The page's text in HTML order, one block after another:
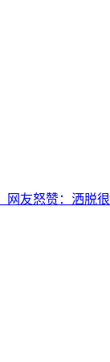
网友怒赞：洒脱